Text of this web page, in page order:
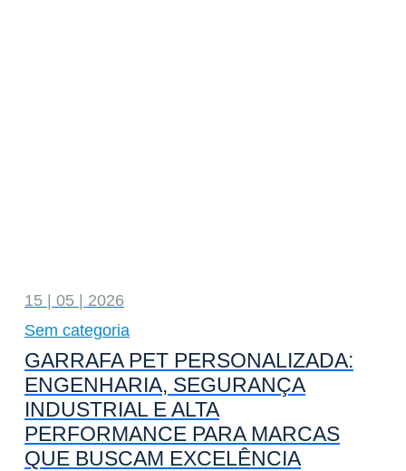
15 | 05 | 2026
Sem categoria
GARRAFA PET PERSONALIZADA:
ENGENHARIA, SEGURANÇA
INDUSTRIAL E ALTA
PERFORMANCE PARA MARCAS
QUE BUSCAM EXCELÊNCIA